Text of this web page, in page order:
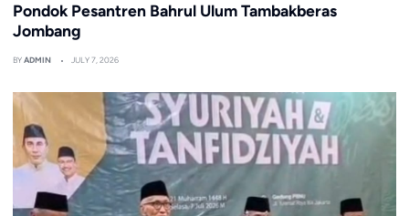
Pondok Pesantren Bahrul Ulum Tambakberas
Jombang
BYADMIN JULY 7, 2026